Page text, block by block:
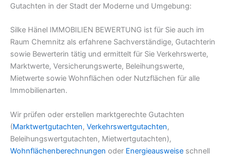
Gutachten in der Stadt der Moderne und Umgebung:
Silke Hänel IMMOBILIEN BEWERTUNG ist für Sie auch im
Raum Chemnitz als erfahrene Sachverständige, Gutachterin
sowie Bewerterin tätig und ermittelt für Sie Verkehrswerte,
Marktwerte, Versicherungswerte, Beleihungswerte,
Mietwerte sowie Wohnflächen oder Nutzflächen für alle
Immobilienarten.
Wir prüfen oder erstellen marktgerechte Gutachten
(Marktwertgutachten, Verkehrswertgutachten,
Beleihungswertgutachten, Mietwertgutachten),
Wohnflächenberechnungen oder Energieausweise schnell